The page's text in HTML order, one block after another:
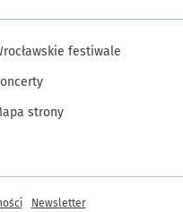
festiwale
strony
Newsletter